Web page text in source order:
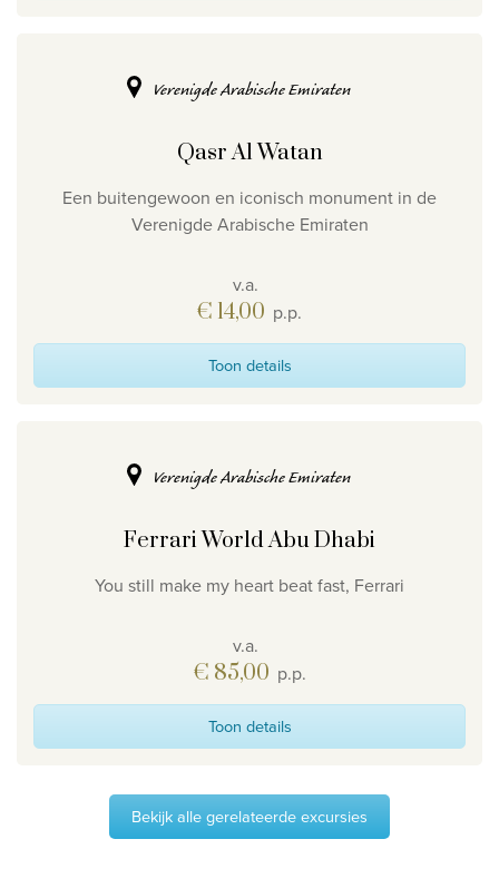
Verenigde Arabische Emiraten
Qasr Al Watan
Een buitengewoon en iconisch monument in de
Verenigde Arabische Emiraten
v.a.
€ 14,00 p.p.
Toon details
Verenigde Arabische Emiraten
Ferrari World Abu Dhabi
You still make my heart beat fast, Ferrari
v.a.
€ 85,00 p.p.
Toon details
Bekijk alle gerelateerde excursies